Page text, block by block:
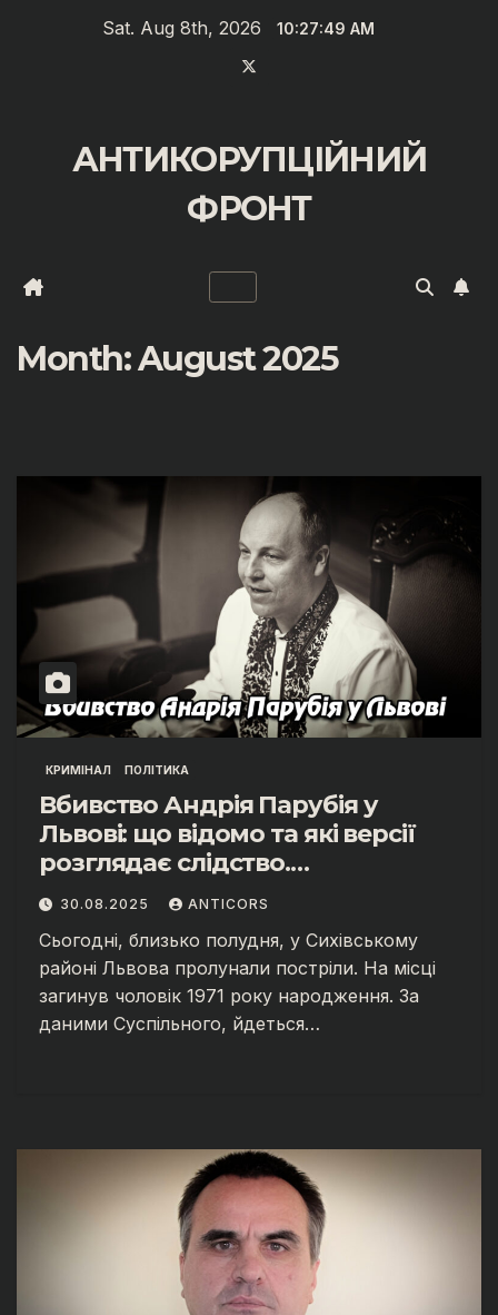
Sat. Aug 8th, 2026 10:27:50 AM
АНТИКОРУПЦІЙНИЙ
ФРОНТ
Month:August 2025
КРИМІНАЛ ПОЛІТИКА
Вбивство Андрія Парубія у
Львові: що відомо та які версії
розглядає слідство.
Укрінфопрес.
30.08.2025 ANTICORS
Сьогодні, близько полудня, у Сихівському
районі Львова пролунали постріли. На місці
загинув чоловік 1971 року народження. За
даними Суспільного, йдеться…